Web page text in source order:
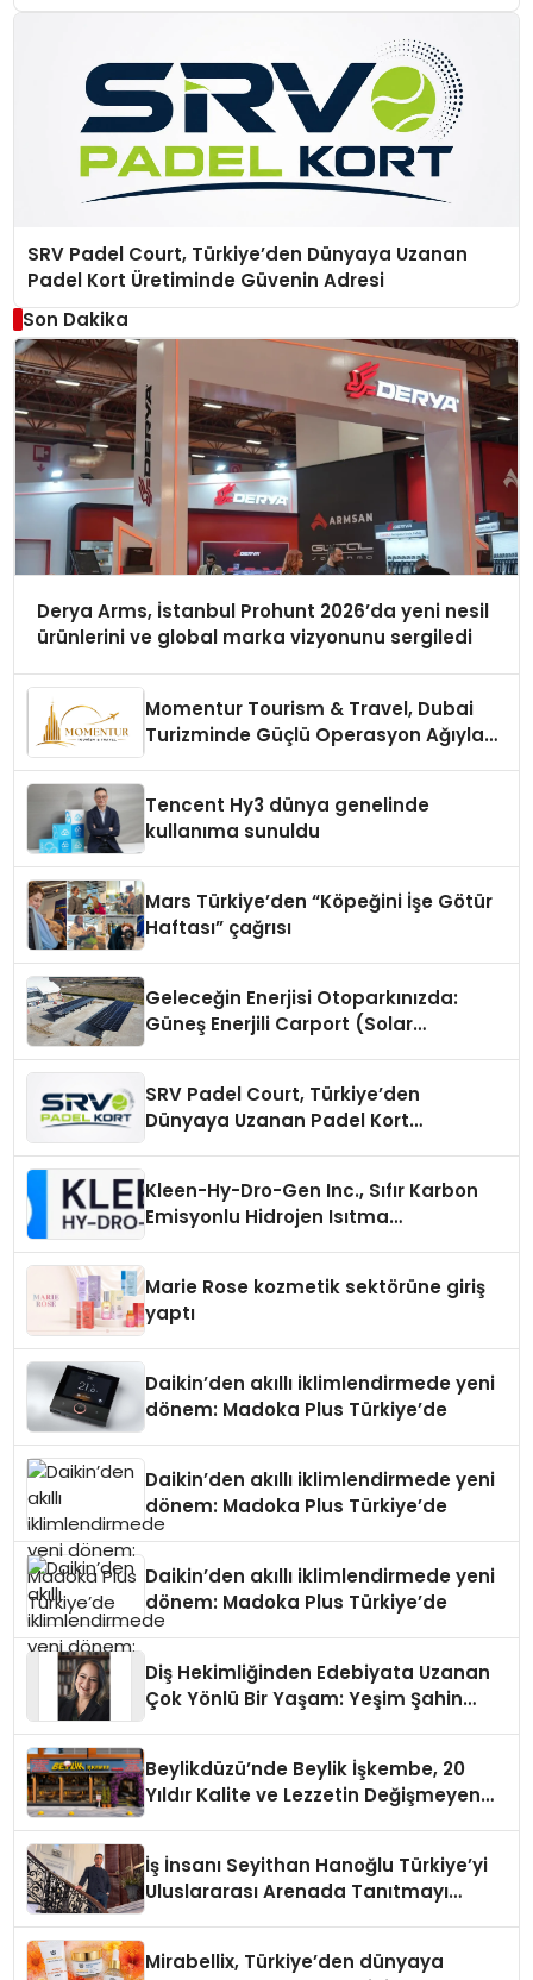
SRV Padel Court, Türkiye’den Dünyaya Uzanan
Padel Kort Üretiminde Güvenin Adresi
Son Dakika
Derya Arms, İstanbul Prohunt 2026’da yeni nesil
ürünlerini ve global marka vizyonunu sergiledi
Momentur Tourism & Travel, Dubai
Turizminde Güçlü Operasyon Ağıyla
Tencent Hy3 dünya genelinde
kullanıma sunuldu
Mars Türkiye’den “Köpeğini İşe Götür
Haftası” çağrısı
Geleceğin Enerjisi Otoparkınızda:
Güneş Enerjili Carport (Solar
SRV Padel Court, Türkiye’den
Dünyaya Uzanan Padel Kort
Kleen-Hy-Dro-Gen Inc., Sıfır Karbon
Emisyonlu Hidrojen Isıtma
Marie Rose kozmetik sektörüne giriş
yaptı
Daikin’den akıllı iklimlendirmede yeni
dönem: Madoka Plus Türkiye’de
Daikin’den akıllı iklimlendirmede yeni
dönem: Madoka Plus Türkiye’de
Daikin’den akıllı iklimlendirmede yeni
dönem: Madoka Plus Türkiye’de
Diş Hekimliğinden Edebiyata Uzanan
Çok Yönlü Bir Yaşam: Yeşim Şahin
Beylikdüzü’nde Beylik İşkembe, 20
Yıldır Kalite ve Lezzetin Değişmeyen
İş İnsanı Seyithan Hanoğlu Türkiye’yi
Uluslararası Arenada Tanıtmayı
Mirabellix, Türkiye’den dünyaya